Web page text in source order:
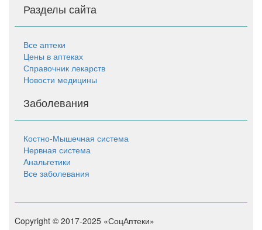
Разделы сайта
Все аптеки
Цены в аптеках
Справочник лекарств
Новости медицины
Заболевания
Костно-Мышечная система
Нервная система
Анальгетики
Все заболевания
Copyright © 2017-2025 «СоцАптеки»